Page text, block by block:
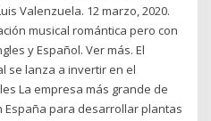
Valenzuela. 12 marzo, 2020.
musical romántica pero con
y Español. Ver más. El
se lanza a invertir en el
La empresa más grande de
para desarrollar plantas